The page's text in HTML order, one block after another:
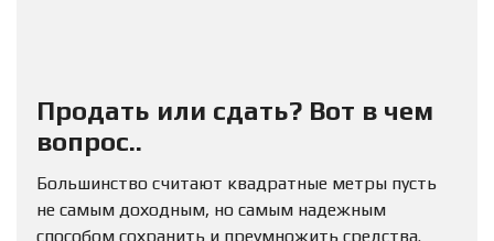
Продать или сдать? Вот в чем
вопрос..
Большинство считают квадратные метры пусть
не самым доходным, но самым надежным
способом сохранить и преумножить средства.